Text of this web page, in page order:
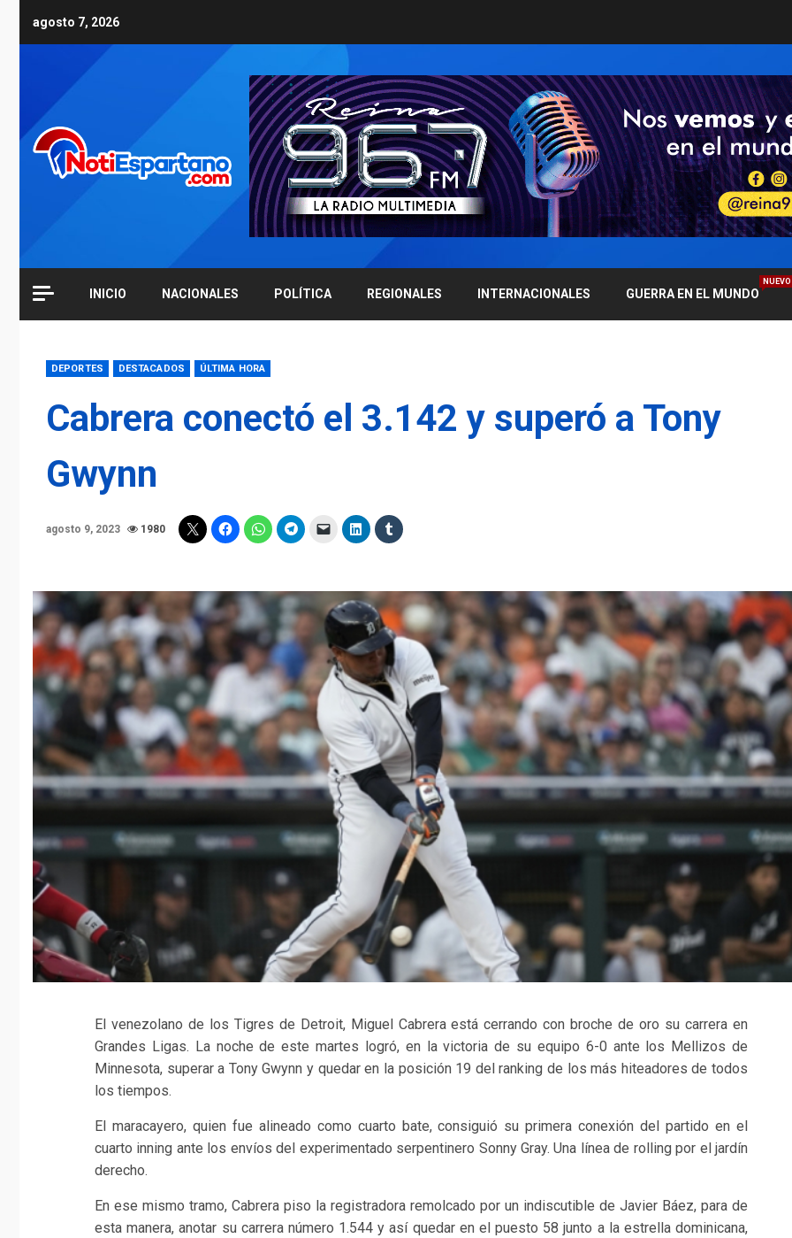
agosto 7, 2026
INICIO NACIONALES POLÍTICA REGIONALES INTERNACIONALES GUERRA EN EL MUNDO
NUEVO
DEPORTES DESTACADOS ÚLTIMA HORA
Cabrera conectó el 3.142 y superó a Tony
Gwynn
agosto 9, 2023 1980
El venezolano de los Tigres de Detroit, Miguel Cabrera está cerrando con broche de oro su carrera en
Grandes Ligas. La noche de este martes logró, en la victoria de su equipo 6-0 ante los Mellizos de
Minnesota, superar a Tony Gwynn y quedar en la posición 19 del ranking de los más hiteadores de todos
los tiempos.
El maracayero, quien fue alineado como cuarto bate, consiguió su primera conexión del partido en el
cuarto inning ante los envíos del experimentado serpentinero Sonny Gray. Una línea de rolling por el jardín
derecho.
En ese mismo tramo, Cabrera piso la registradora remolcado por un indiscutible de Javier Báez, para de
esta manera, anotar su carrera número 1.544 y así quedar en el puesto 58 junto a la estrella dominicana,